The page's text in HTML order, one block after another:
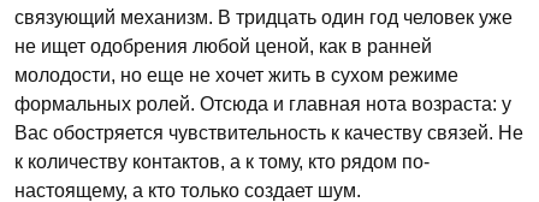
связующий механизм. В тридцать один год человек уже
не ищет одобрения любой ценой, как в ранней
молодости, но еще не хочет жить в сухом режиме
формальных ролей. Отсюда и главная нота возраста: у
Вас обостряется чувствительность к качеству связей. Не
к количеству контактов, а к тому, кто рядом по-
настоящему, а кто только создает шум.